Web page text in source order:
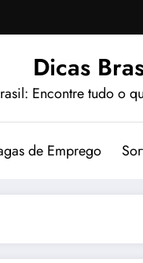
Dicas
Encontre tudo o
de Emprego